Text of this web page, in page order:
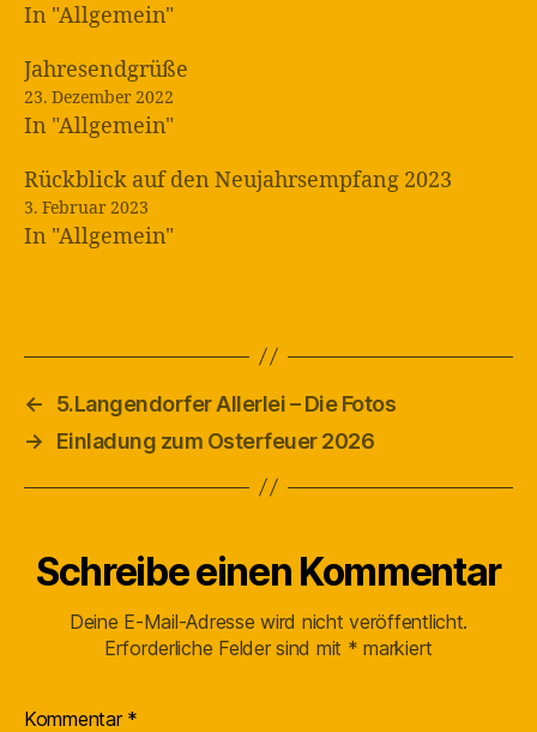
In "Allgemein"
Jahresendgrüße
23. Dezember 2022
In "Allgemein"
Rückblick auf den Neujahrsempfang 2023
3. Februar 2023
In "Allgemein"
←
5.Langendorfer Allerlei – Die Fotos
→
Einladung zum Osterfeuer 2026
Schreibe einen Kommentar
Deine E-Mail-Adresse wird nicht veröffentlicht.
Erforderliche Felder sind mit * markiert
Kommentar *